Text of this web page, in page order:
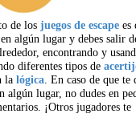
de los juegos de escape es
algún lugar y debes salir
encontrando y
diferentes tipos de
la lógica. En caso de que te
algún lugar, no dudes en
¡Otros jugadores te